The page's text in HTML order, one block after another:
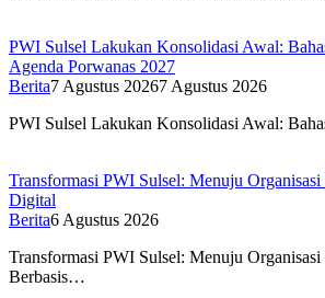
PWI Sulsel Lakukan Konsolidasi Awal:
Agenda Porwanas 2027
Berita7 Agustus 20267 Agustus 2026
PWI Sulsel Lakukan Konsolidasi Awal:
Transformasi PWI Sulsel: Menuju
Digital
Berita6 Agustus 2026
Transformasi PWI Sulsel: Menuju
Berbasis…